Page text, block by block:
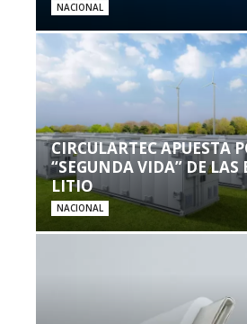
NACIONAL
CIRCULARTEC APUESTA
“SEGUNDA VIDA” DE LAS
LITIO
NACIONAL